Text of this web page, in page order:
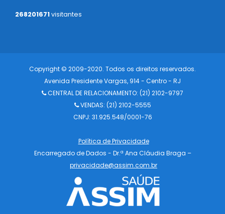
268201671visitantes
Copyright © 2009-2020. Todos os direitos reservados.
Avenida Presidente Vargas, 914 - Centro - RJ
CENTRAL DE RELACIONAMENTO: (21) 2102-9797
VENDAS: (21) 2102-5555
CNPJ: 31.925.548/0001-76
Política de Privacidade
Encarregado de Dados - Dr.ª Ana Cláudia Braga –
privacidade@assim.com.br